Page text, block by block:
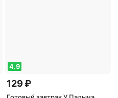
4.9
129 ₽